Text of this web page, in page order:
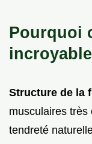
Pourquoi
incroyable
Structure de la
musculaires très
tendreté